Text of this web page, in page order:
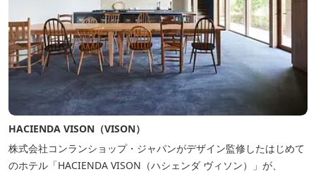
HACIENDA VISON（VISON）
株式会社コンランショップ・ジャパンがデザイン監修したはじめて
のホテル「HACIENDA VISON（ハシェンダ ヴィソン）」が、